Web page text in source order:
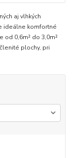
aj vlhkých
ideálne komfortné
od 0,6m² do 3,0m²
plochy, pri